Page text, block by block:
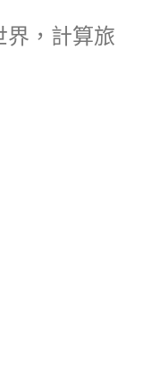
，計算旅